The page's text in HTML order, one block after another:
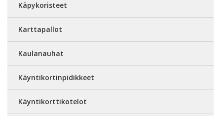
Käpykoristeet
Karttapallot
Kaulanauhat
Käyntikortinpidikkeet
Käyntikorttikotelot